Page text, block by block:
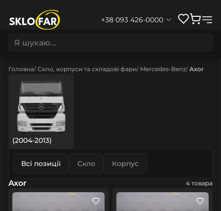
+38 093 426-0000
Головна Скло, корпуси та складові фари Mercedes-Benz Axor
(2004-2013)
Всі позиції Скло Корпус
Axor 4 товара